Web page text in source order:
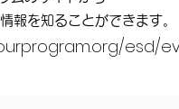
報を知ることができます。
esd/